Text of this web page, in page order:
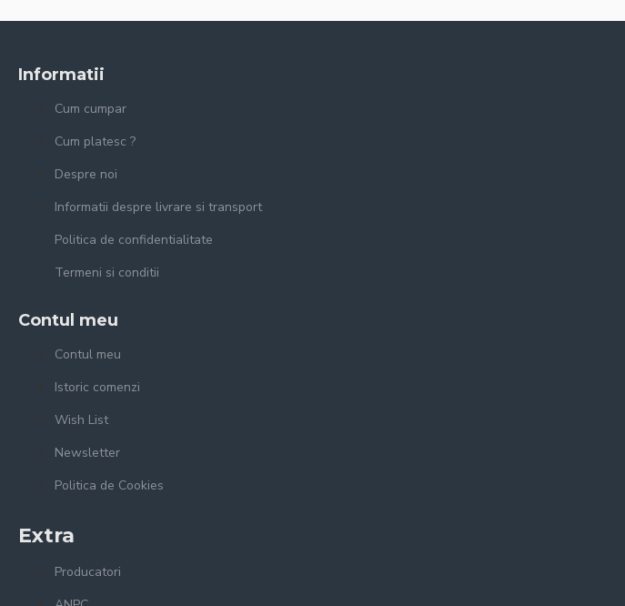
Informatii
Cum cumpar
Cum platesc ?
Despre noi
Informatii despre livrare si transport
Politica de confidentialitate
Termeni si conditii
Contul meu
Contul meu
Istoric comenzi
Wish List
Newsletter
Politica de Cookies
Extra
Producatori